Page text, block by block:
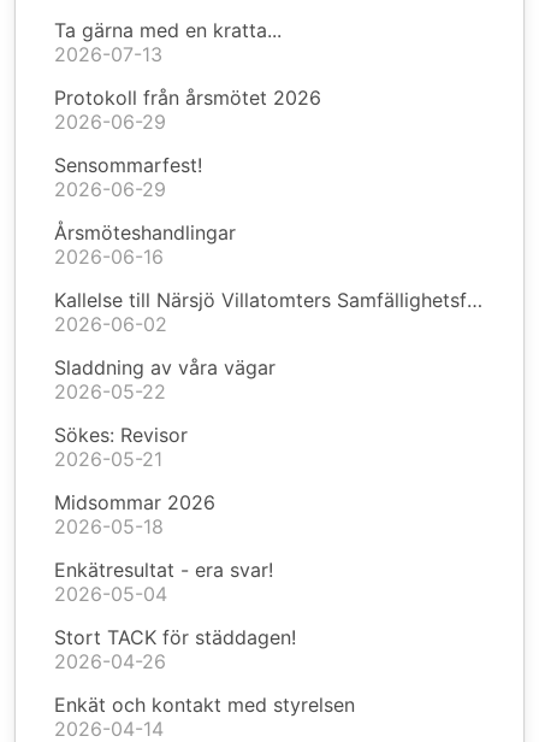
Ta gärna med en kratta...
2026-07-13
Protokoll från årsmötet 2026
2026-06-29
Sensommarfest!
2026-06-29
Årsmöteshandlingar
2026-06-16
Kallelse till Närsjö Villatomters Samfällighetsförening årsmöte 2026
2026-06-02
Sladdning av våra vägar
2026-05-22
Sökes: Revisor
2026-05-21
Midsommar 2026
2026-05-18
Enkätresultat - era svar!
2026-05-04
Stort TACK för städdagen!
2026-04-26
Enkät och kontakt med styrelsen
2026-04-14